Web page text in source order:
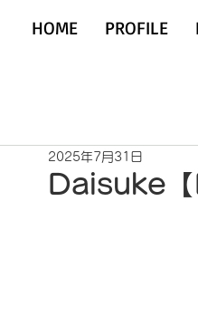
HOME PROFILE
Daisuke【
2025年7月31日